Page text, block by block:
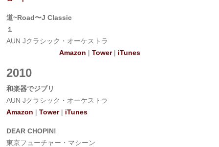
道~Road〜J Classic
１
AUN Jクラシック・オーケストラ
Amazon |Tower| iTunes
2010
和楽器でジブリ
AUN Jクラシック・オーケストラ
Amazon |Tower| iTunes
DEAR CHOPIN!
東京フューチャー・マシーン